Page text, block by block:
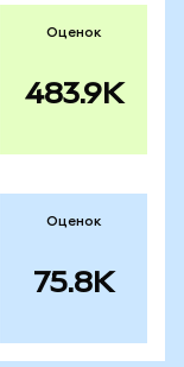
Оценок
483.9K
Оценок
75.8K